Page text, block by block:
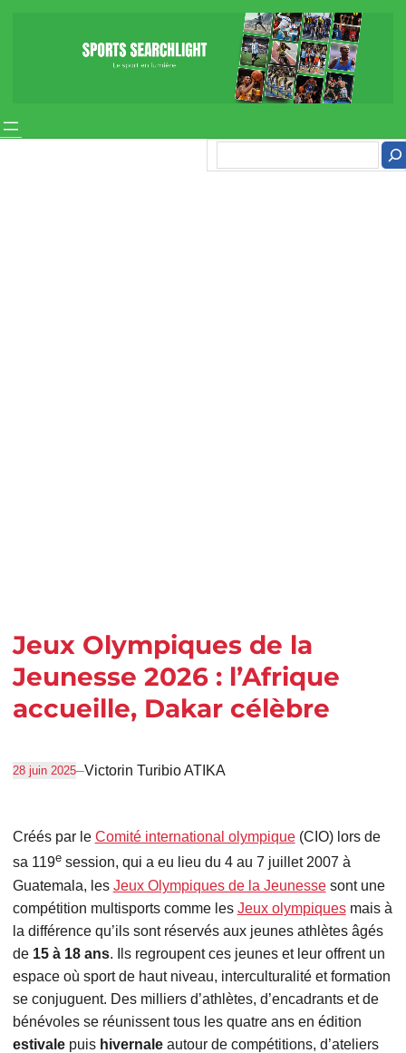
Jeux Olympiques de la
Jeunesse 2026 : l’Afrique
accueille, Dakar célèbre
28 juin 2025–Victorin Turibio ATIKA
Créés par le Comité international olympique(CIO) lors de
sa 119esession, qui a eu lieu du 4 au 7 juillet 2007 à
Guatemala, les Jeux Olympiques de la Jeunessesont une
compétition multisports comme les Jeux olympiquesmais à
la différence qu’ils sont réservés aux jeunes athlètes âgés
de 15 à 18 ans. Ils regroupent ces jeunes et leur offrent un
espace où sport de haut niveau, interculturalité et formation
se conjuguent. Des milliers d’athlètes, d’encadrants et de
bénévoles se réunissent tous les quatre ans en édition
estivalepuis hivernaleautour de compétitions, d’ateliers